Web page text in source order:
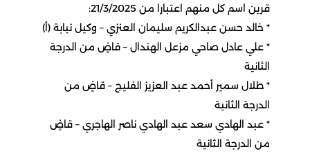
قرين اسم كل منهم اعتبارا من 21/3/2025:
٭ خالد حسن عبدالكريم سليمان العنزي – وكيل نيابة (أ)
٭ علي عادل صاحي مزعل الهندال – قاضٍ من الدرجة
الثانية
٭ طلال سمير أحمد عبد العزيز الفليج – قاضٍ من
الدرجة الثانية
٭ عبد الهادي سعد عبد الهادي ناصر الهاجري – قاضٍ
من الدرجة الثانية